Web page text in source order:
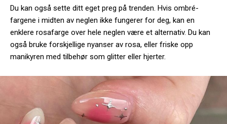
Du kan også sette ditt eget preg på trenden. Hvis ombré-
fargene i midten av neglen ikke fungerer for deg, kan en
enklere rosafarge over hele neglen være et alternativ. Du kan
også bruke forskjellige nyanser av rosa, eller friske opp
manikyren med tilbehør som glitter eller hjerter.